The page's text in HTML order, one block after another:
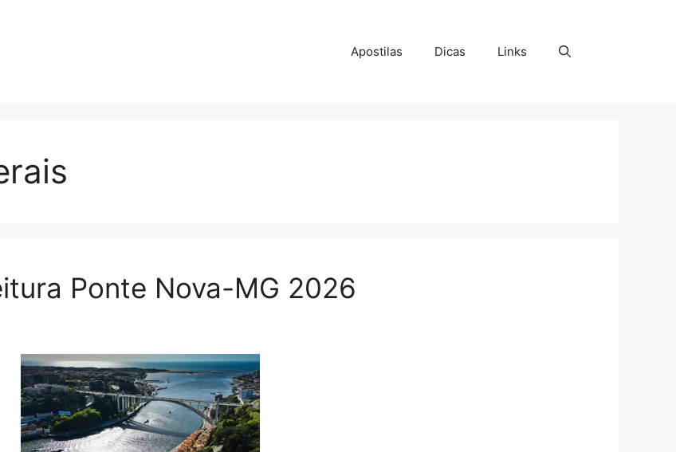
Apostilas Dicas Links
Ponte Nova-MG 2026